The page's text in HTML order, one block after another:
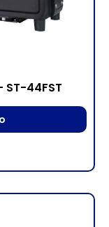
ST-44FST